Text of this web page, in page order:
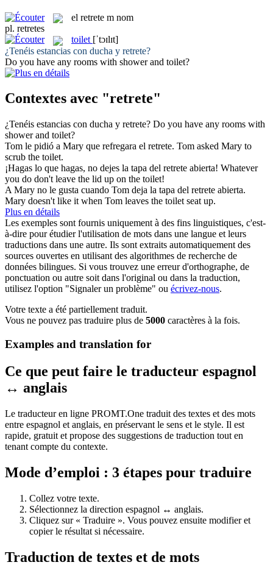
el retrete m nom
pl. retretes
toilet [ˈtɔɪlɪt]
¿Tenéis estancias con ducha y retrete?
Do you have any rooms with shower and toilet?
Contextes avec "retrete"
¿Tenéis estancias con ducha y retrete? Do you have any rooms with
shower and toilet?
Tom le pidió a Mary que refregara el retrete. Tom asked Mary to
scrub the toilet.
¡Hagas lo que hagas, no dejes la tapa del retrete abierta! Whatever
you do don't leave the lid up on the toilet!
A Mary no le gusta cuando Tom deja la tapa del retrete abierta.
Mary doesn't like it when Tom leaves the toilet seat up.
Plus en détails
Les exemples sont fournis uniquement à des fins linguistiques, c'est-
à-dire pour étudier l'utilisation de mots dans une langue et leurs
traductions dans une autre. Ils sont extraits automatiquement des
sources ouvertes en utilisant des algorithmes de recherche de
données bilingues. Si vous trouvez une erreur d'orthographe, de
ponctuation ou autre soit dans l'original ou dans la traduction,
utilisez l'option "Signaler un problème" ou écrivez-nous.
Votre texte a été partiellement traduit.
Vous ne pouvez pas traduire plus de 5000 caractères à la fois.
Examples and translation for
Ce que peut faire le traducteur espagnol
↔ anglais
Le traducteur en ligne PROMT.One traduit des textes et des mots
entre espagnol et anglais, en préservant le sens et le style. Il est
rapide, gratuit et propose des suggestions de traduction tout en
tenant compte du contexte.
Mode d’emploi : 3 étapes pour traduire
Collez votre texte.
Sélectionnez la direction espagnol ↔ anglais.
Cliquez sur « Traduire ». Vous pouvez ensuite modifier et
copier le résultat si nécessaire.
Traduction de textes et de mots